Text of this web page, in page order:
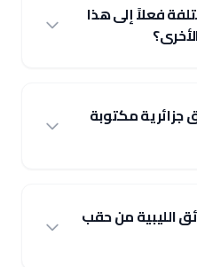
فعلاً إلى هذا
مكتوبة
الليبية من حقب